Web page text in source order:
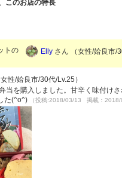
このお店の特長
トの
Elly さん （女性/姶良市/
性/姶良市/30代/Lv.25）
当を購入しました。甘辛く味付け
た(^o^)
（投稿:2018/03/13 掲載：2018/